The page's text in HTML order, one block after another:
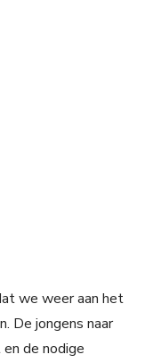
we weer aan het
De jongens naar
de nodige